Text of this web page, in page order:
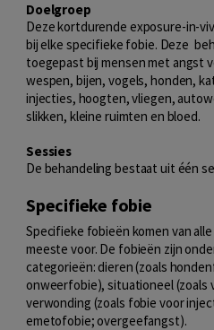
Doelgroep
Deze kortdurende exposure-in-
bij elke specifieke fobie. Deze
toegepast bij mensen met angst
wespen, bijen, vogels, honden,
injecties, hoogten, vliegen,
slikken, kleine ruimten en bloed.
Sessies
De behandeling bestaat uit één
Specifieke fobie
Specifieke fobieën komen van
meeste voor. De fobieën zijn
categorieën: dieren (zoals
onweerfobie), situationeel (zoals
verwonding (zoals fobie voor
emetofobie; overgeefangst).